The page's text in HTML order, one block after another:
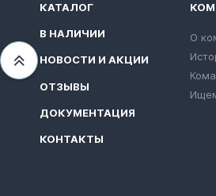
Переместиться вверх
КАТАЛОГ
В НАЛИЧИИ
НОВОСТИ И АКЦИИ
ОТЗЫВЫ
ДОКУМЕНТАЦИЯ
КОНТАКТЫ
О